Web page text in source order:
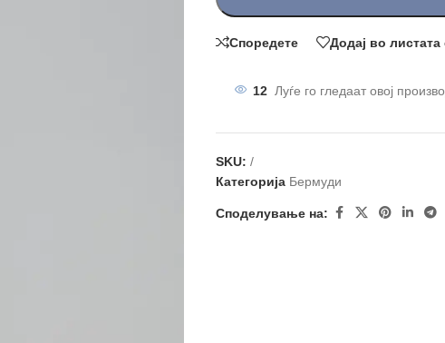
Споредете Додај во
12 Луѓе го гледаат овој
SKU: /
Категорија Бермуди
Споделување на: